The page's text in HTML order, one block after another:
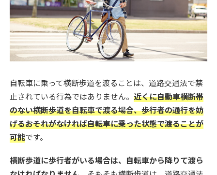
自転車に乗って横断歩道を渡ることは、道路交通法で禁
止されている行為ではありません。 近くに自動車横断帯
のない横断歩道を自転車で渡る場合、歩行者の通行を妨
げるおそれがなければ自転車に乗った状態で渡ることが
可能です。
横断歩道に歩行者がいる場合は、自転車から降りて渡ら